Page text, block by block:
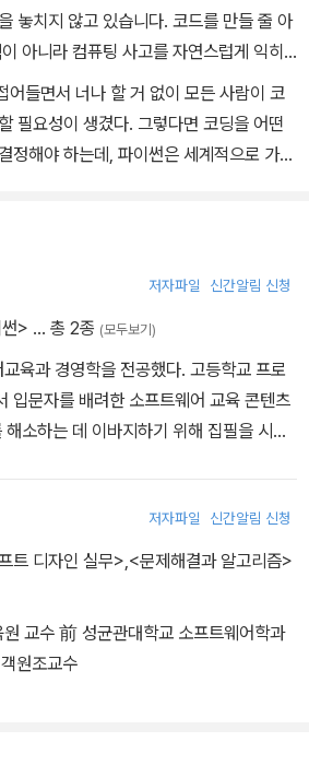
놓치지 않고 있습니다. 코드를 만들 줄 아
아니라 컴퓨팅 사고를 자연스럽게 익히
현하기 위한 도구로서 파이썬을 배우는 것
저 자신의 집필 의욕이 꺾일 만큼 제가 고
용을 저자분이 놓치지 않고 책에서 설명하
어들면서 너나 할 거 없이 모든 사람이 코
필요성이 생겼다. 그렇다면 코딩을 어떤
정해야 하는데, 파이썬은 세계적으로 가장
없는 독자에게 어렵게 느껴지기도 하는데,
본 경험을 토대로 집필한 노력이 곳곳에
저자파일 신간알림 신청
> … 총 2종 (모두보기)
육과 경영학을 전공했다. 고등학교 프로
입문자를 배려한 소프트웨어 교육 콘텐츠
소하는 데 이바지하기 위해 집필을 시작
게 배우려면 어떻게 해야 할까, 재미란 무
콘텐츠 연구하기를 즐긴다.
저자파일 신간알림 신청
트 디자인 실무> <문제해결과 알고리즘>
교수 前 성균관대학교 소프트웨어학과
원조교수